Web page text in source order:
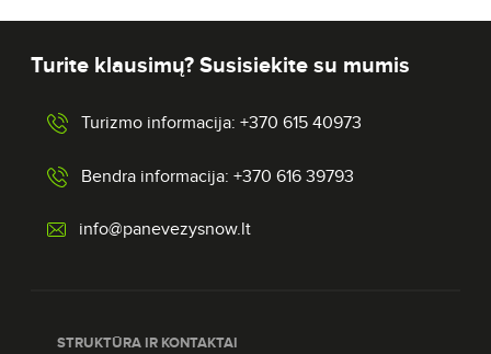
Turite klausimų? Susisiekite su mumis
Turizmo informacija: +370 615 40973
Bendra informacija: +370 616 39793
info@panevezysnow.lt
STRUKTŪRA IR KONTAKTAI